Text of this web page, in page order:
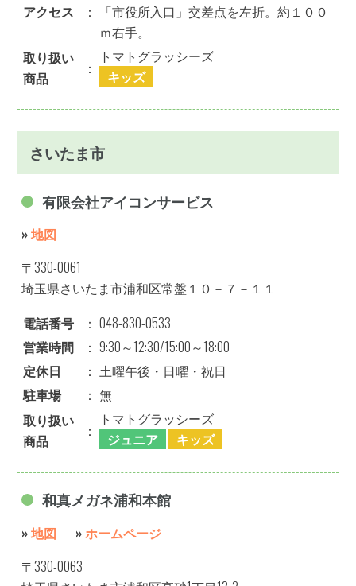
アクセス ：
「市役所入口」交差点を左折。約１００
ｍ右手。
取り扱い
商品
：
トマトグラッシーズ
キッズ
さいたま市
有限会社アイコンサービス
»地図
〒330-0061
埼玉県さいたま市浦和区常盤１０－７－１１
電話番号
： 048-830-0533
営業時間
： 9:30～12:30/15:00～18:00
定休日
： 土曜午後・日曜・祝日
駐車場
： 無
取り扱い
商品
：
トマトグラッシーズ
ジュニア
キッズ
和真メガネ浦和本館
»地図 »ホームページ
〒330-0063